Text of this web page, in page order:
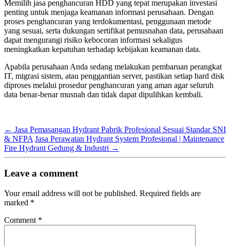
Memilih jasa penghancuran HDD yang tepat merupakan investasi
penting untuk menjaga keamanan informasi perusahaan. Dengan
proses penghancuran yang terdokumentasi, penggunaan metode
yang sesuai, serta dukungan sertifikat pemusnahan data, perusahaan
dapat mengurangi risiko kebocoran informasi sekaligus
meningkatkan kepatuhan terhadap kebijakan keamanan data.
Apabila perusahaan Anda sedang melakukan pembaruan perangkat
IT, migrasi sistem, atau penggantian server, pastikan setiap hard disk
diproses melalui prosedur penghancuran yang aman agar seluruh
data benar-benar musnah dan tidak dapat dipulihkan kembali.
← Jasa Pemasangan Hydrant Pabrik Profesional Sesuai Standar SNI
& NFPA Jasa Perawatan Hydrant System Profesional | Maintenance
Fire Hydrant Gedung & Industri →
Leave a comment
Your email address will not be published. Required fields are
marked *
Comment *